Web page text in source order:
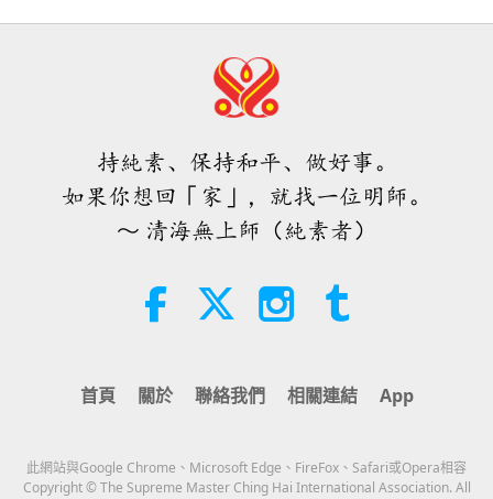
19:47
38:45
師父內邊的和平會談（二集之一）
師徒之間 2026-08-06 1188
2:01
肉品製造商權益
25:38
ＭＡＰＡ對師父的提問（二集之一）
持純素、保持和平、做好事。
如果你想回「家」，就找一位明師。
～ 清海無上師（純素者）
首頁 關於 聯絡我們 相關連結 App
此網站與Google Chrome、Microsoft Edge、FireFox、Safari或Opera相容
Copyright © The Supreme Master Ching Hai International Association. All